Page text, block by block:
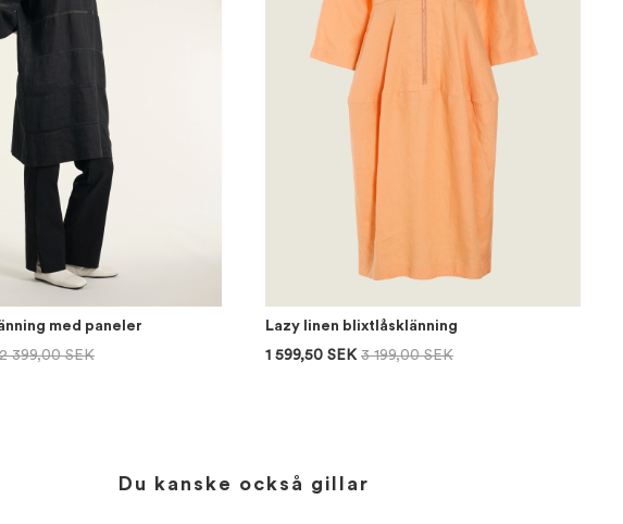
med paneler
2 399,00 SEK
Lazy linen blixtlåsklänning
1 599,50 SEK 3 199,00 SEK
Du kanske också gillar